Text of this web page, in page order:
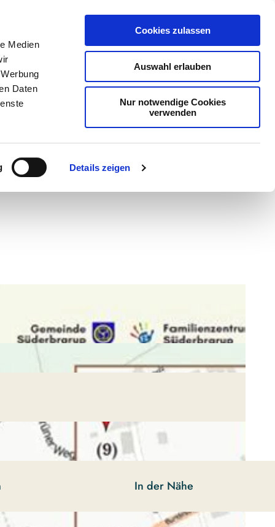
Medien
Daten
Details zeigen
Cookies zulassen
Auswahl erlauben
Nur notwendige Cookies
verwenden
In der Nähe